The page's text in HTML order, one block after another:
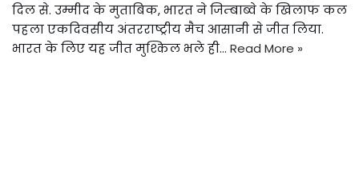
दिल से. उम्मीद के मुताबिक, भारत ने जिम्बाब्वे के खिलाफ कल
पहला एकदिवसीय अंतरराष्ट्रीय मैच आसानी से जीत लिया.
भारत के लिए यह जीत मुश्किल भले ही… Read More »